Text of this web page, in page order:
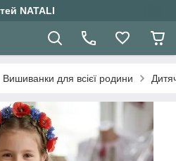
NATALI
Вишиванки для всієї родини